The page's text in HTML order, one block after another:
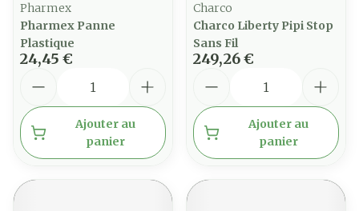
Pharmex
Pharmex Panne
Plastique
24,45 €
Ajouter au
panier
Charco
Charco Liberty Pipi Stop
Sans Fil
249,26 €
Ajouter au
panier